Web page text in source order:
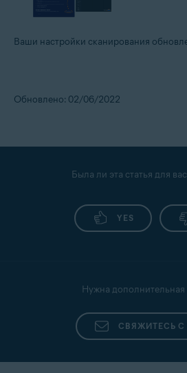
Ваши настройки сканирования
Обновлено: 02/06/2022
Была ли эта статья для
YES
Нужна
СВЯЖИТЕСЬ